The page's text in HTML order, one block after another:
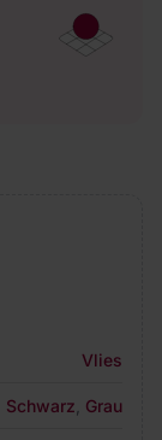
Vlies
Schwarz Grau